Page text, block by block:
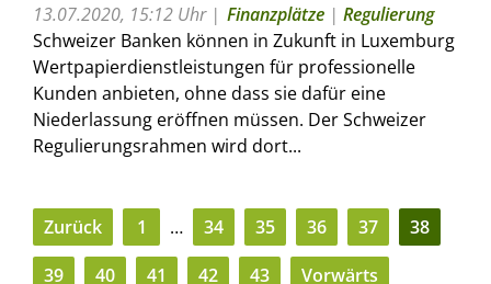
13.07.2020, 15:12 Uhr Finanzplätze | Regulierung
Schweizer Banken können in Zukunft in Luxemburg
Wertpapierdienstleistungen für professionelle
Kunden anbieten, ohne dass sie dafür eine
Niederlassung eröffnen müssen. Der Schweizer
Regulierungsrahmen wird dort...
Zurück 1 … 34 35 36 37
38
39
40 41 42 43 Vorwärts